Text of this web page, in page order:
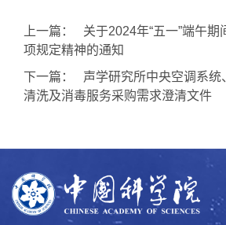
上一篇：
关于2024年“五一”端午期
项规定精神的通知
下一篇：
声学研究所中央空调系统
清洗及消毒服务采购需求澄清文件